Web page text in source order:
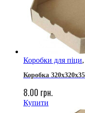
Коробки для піци,
Коробка
8.00 грн.
Купити